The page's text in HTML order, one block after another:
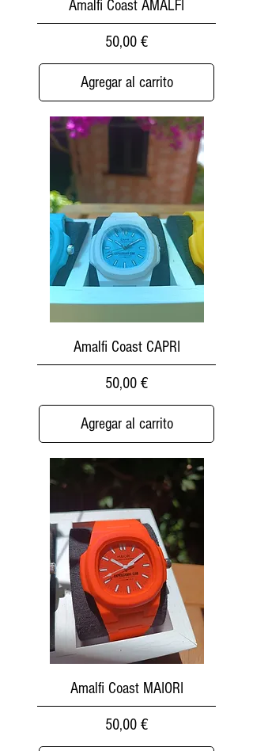
Amalfi Coast AMALFI
Precio
50,00 €
Agregar al carrito
Amalfi Coast CAPRI
Precio
50,00 €
Agregar al carrito
Amalfi Coast MAIORI
Precio
50,00 €